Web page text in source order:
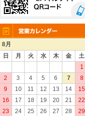
8月
日
月 火 水 木 金
土
1
2
3 4 5 6 7
8
9
10 11 12 13 14
15
16
17 18 19 20 21
22
23
24 25 26 27 28
29